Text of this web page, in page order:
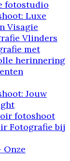
fotostudio
Luxe
Visagie
Vlinders
met
herinnering
Jouw
fotoshoot
Fotografie bij
Onze